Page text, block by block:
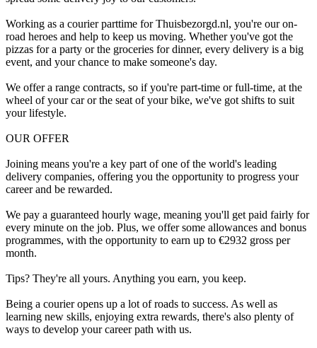
Working as a courier parttime for Thuisbezorgd.nl, you're our on-
road heroes and help to keep us moving. Whether you've got the
pizzas for a party or the groceries for dinner, every delivery is a big
event, and your chance to make someone's day.
We offer a range contracts, so if you're part-time or full-time, at the
wheel of your car or the seat of your bike, we've got shifts to suit
your lifestyle.
OUR OFFER
Joining means you're a key part of one of the world's leading
delivery companies, offering you the opportunity to progress your
career and be rewarded.
We pay a guaranteed hourly wage, meaning you'll get paid fairly for
every minute on the job. Plus, we offer some allowances and bonus
programmes, with the opportunity to earn up to €2932 gross per
month.
Tips? They're all yours. Anything you earn, you keep.
Being a courier opens up a lot of roads to success. As well as
learning new skills, enjoying extra rewards, there's also plenty of
ways to develop your career path with us.